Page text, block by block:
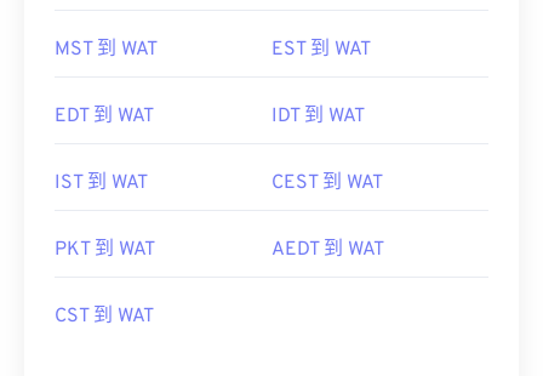
MST 到 WAT EST 到 WAT
EDT 到 WAT IDT 到 WAT
IST 到 WAT CEST 到 WAT
PKT 到 WAT AEDT 到 WAT
CST 到 WAT